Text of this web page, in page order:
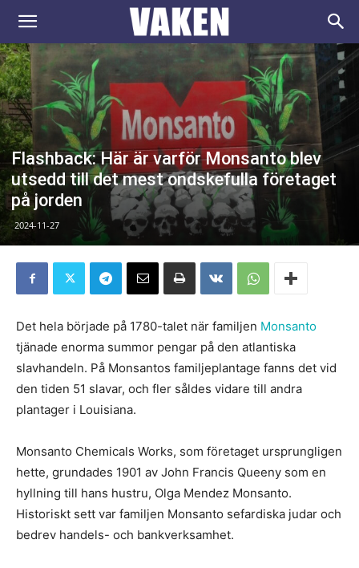
VAKEN.se
Flashback: Här är varför Monsanto blev
utsedd till det mest ondskefulla företaget
på jorden
2024-11-27
Det hela började på 1780-talet när familjen Monsanto
tjänade enorma summor pengar på den atlantiska
slavhandeln. På Monsantos familjeplantage fanns det vid
den tiden 51 slavar, och fler såldes vidare till andra
plantager i Louisiana.
Monsanto Chemicals Works, som företaget ursprungligen
hette, grundades 1901 av John Francis Queeny som en
hyllning till hans hustru, Olga Mendez Monsanto.
Historiskt sett var familjen Monsanto sefardiska judar och
bedrev handels- och bankverksamhet.